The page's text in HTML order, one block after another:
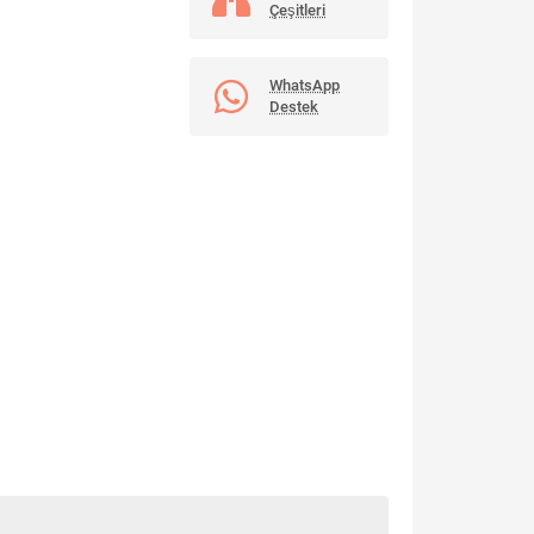
Çeşitleri
WhatsApp
Destek